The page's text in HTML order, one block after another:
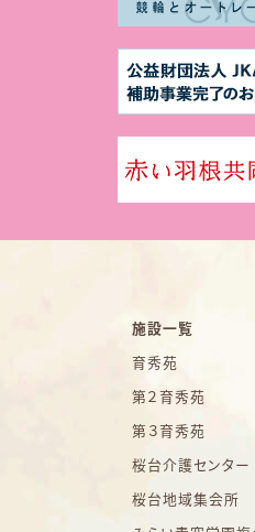
施設一覧
育秀苑
第２育秀苑
第３育秀苑
桜台介護センター
桜台地域集会所